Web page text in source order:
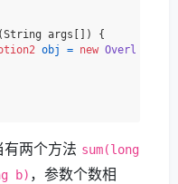
(String args[])
{
obj = new
有两个方法 sum(long
b) ，参数个数相